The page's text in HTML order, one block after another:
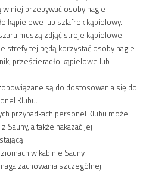
niej przebywać osoby nagie
kąpielowe lub szlafrok kąpielowy.
muszą zdjąć stroje kąpielowe
strefy tej będą korzystać osoby nagie
prześcieradło kąpielowe lub
są do dostosowania się do
Klubu.
przypadkach personel Klubu może
a także nakazać jej
w kabinie Sauny
zachowania szczególnej